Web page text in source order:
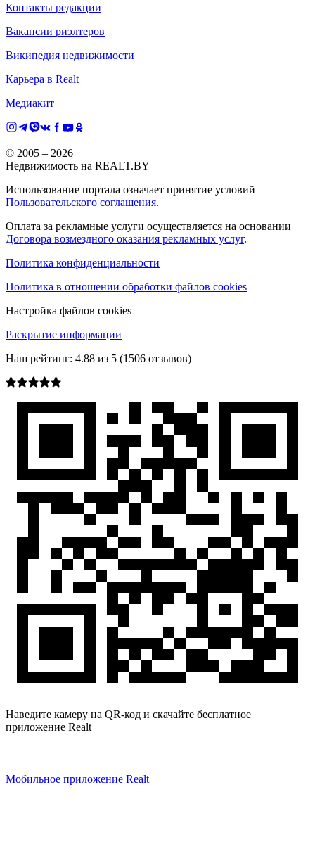
Контакты редакции
Вакансии риэлтеров
Википедия недвижимости
Карьера в Realt
Медиакит
© 2005 – 2026
Недвижимость на REALT.BY
Использование портала означает принятие условий
Пользовательского соглашения.
Оплата за рекламные услуги осуществляется на основании
Договора возмездного оказания рекламных услуг.
Политика конфиденциальности
Политика в отношении обработки файлов cookies
Настройка файлов cookies
Раскрытие информации
Наш рейтинг: 4.88 из 5 (1506 отзывов)
Наведите камеру на QR-код и скачайте бесплатное
приложение Realt
Мобильное приложение Realt